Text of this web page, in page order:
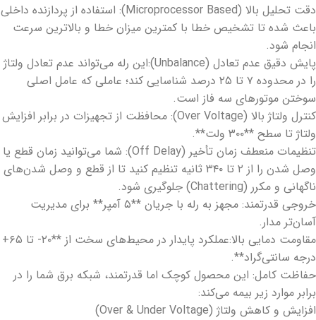
دقت تحلیل بالا (Microprocessor Based): استفاده از پردازنده داخلی
باعث شده تا تشخیص خطا با کمترین میزان خطا و بالاترین سرعت
انجام شود.
پایش دقیق عدم تعادل (Unbalance):این رله می‌تواند عدم تعادل ولتاژ
را در محدوده ۷ تا ۲۵ درصد شناسایی کند؛ عاملی که عامل اصلی
سوختن موتورهای سه فاز است.
کنترل ولتاژ بالا (Over Voltage): محافظت از تجهیزات در برابر افزایش
ولتاژ تا سطح **۳۰۰ ولت**.
تنظیمات منعطف زمان تأخیر (Off Delay): شما می‌توانید زمان قطع یا
وصل شدن را از ۲ تا ۳۴۰ ثانیه تنظیم کنید تا از قطع و وصل شدن‌های
ناگهانی و مکرر (Chattering) جلوگیری شود.
خروجی قدرتمند: مجهز به رله با جریان **۵ آمپر** برای مدیریت
آسان‌تر مدار.
مقاومت دمایی بالا:عملکرد پایدار در محیط‌های سخت از **۲۰- تا ۶۵+
درجه سانتی‌گراد**.
حفاظت کامل: این محصول کوچک اما قدرتمند، شبکه برق شما را در
برابر موارد زیر بیمه می‌کند:
افزایش و کاهش ولتاژ (Over & Under Voltage)